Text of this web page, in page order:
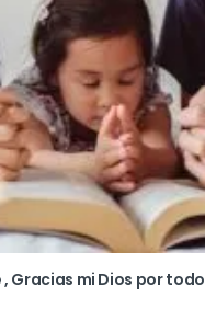
Gracias mi Dios por todo